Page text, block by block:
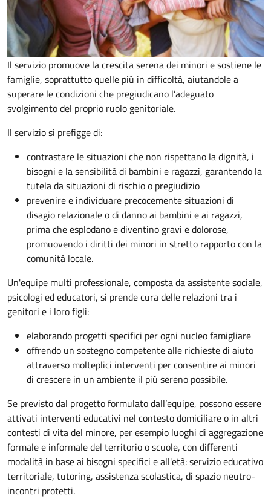
Il servizio promuove la crescita serena dei minori e sostiene le
famiglie, soprattutto quelle più in difficoltà, aiutandole a
superare le condizioni che pregiudicano l’adeguato
svolgimento del proprio ruolo genitoriale.
Il servizio si prefigge di:
contrastare le situazioni che non rispettano la dignità, i
bisogni e la sensibilità di bambini e ragazzi, garantendo la
tutela da situazioni di rischio o pregiudizio
prevenire e individuare precocemente situazioni di
disagio relazionale o di danno ai bambini e ai ragazzi,
prima che esplodano e diventino gravi e dolorose,
promuovendo i diritti dei minori in stretto rapporto con la
comunità locale.
Un'equipe multi professionale, composta da assistente sociale,
psicologi ed educatori, si prende cura delle relazioni tra i
genitori e i loro figli:
elaborando progetti specifici per ogni nucleo famigliare
offrendo un sostegno competente alle richieste di aiuto
attraverso molteplici interventi per consentire ai minori
di crescere in un ambiente il più sereno possibile.
Se previsto dal progettoformulato dall’equipe, possono essere
attivati interventi educativi nel contesto domiciliare o in altri
contesti di vita del minore, per esempio luoghi di aggregazione
formale e informale del territorio o scuole, con differenti
modalità in base ai bisogni specifici e all'età: servizio educativo
territoriale, tutoring, assistenza scolastica, di spazio neutro-
incontri protetti.